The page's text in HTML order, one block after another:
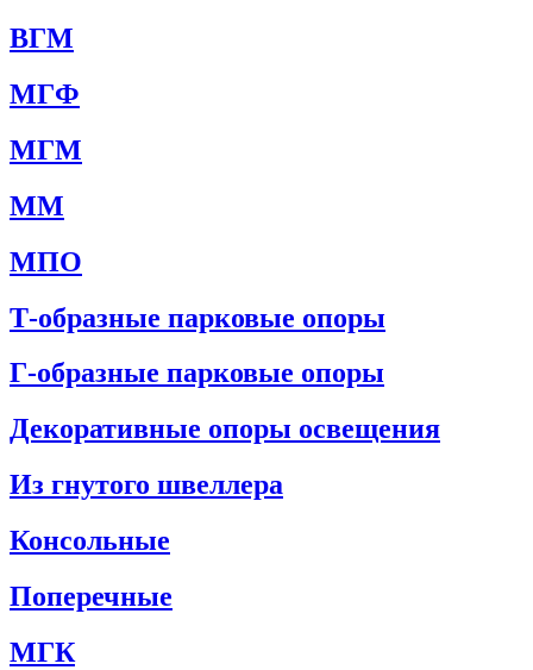
ВГМ
МГФ
МГМ
ММ
МПО
Т-образные парковые опоры
Г-образные парковые опоры
Декоративные опоры освещения
Из гнутого швеллера
Консольные
Поперечные
МГК